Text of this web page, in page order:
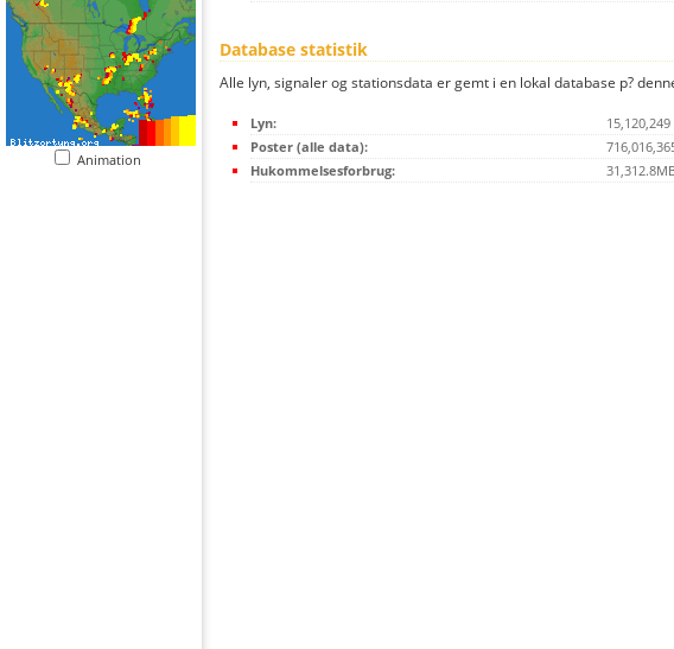
Animation
Database statistik
Alle lyn, signaler og stationsdata er gemt i en lokal database p?
Lyn:
15,120,249
Poster (alle data):
Hukommelsesforbrug: